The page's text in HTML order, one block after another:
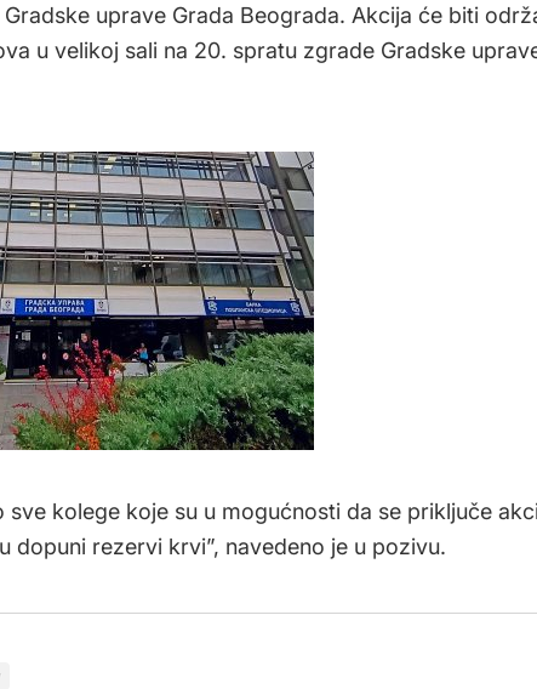
uprave Grada Beograda. Akcija će biti
u velikoj sali na 20. spratu zgrade Gradske
sve kolege koje su u mogućnosti da se priključe
dopuni rezervi krvi”, navedeno je u pozivu.